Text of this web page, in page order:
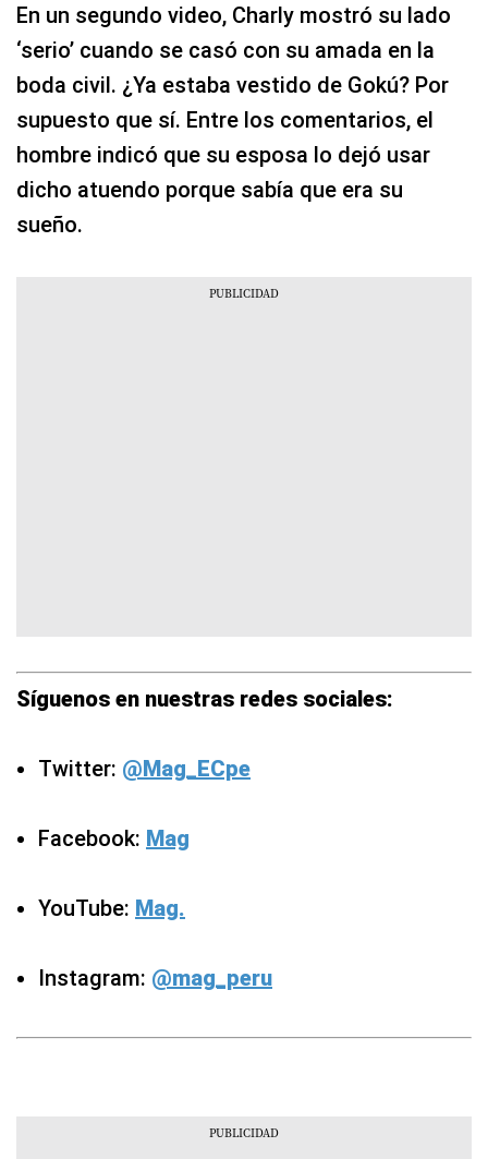
En un segundo video, Charly mostró su lado
‘serio’ cuando se casó con su amada en la
boda civil. ¿Ya estaba vestido de Gokú? Por
supuesto que sí. Entre los comentarios, el
hombre indicó que su esposa lo dejó usar
dicho atuendo porque sabía que era su
sueño.
Síguenos en nuestras redes sociales:
Twitter: @Mag_ECpe
Facebook: Mag
YouTube: Mag.
Instagram: @mag_peru